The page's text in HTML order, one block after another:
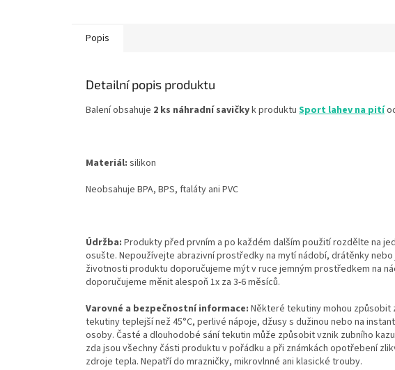
Popis
Detailní popis produktu
Balení obsahuje 2 ks náhradní savičkyk produktu Sport lahev na pití
Materiál: silikon
Neobsahuje BPA, BPS, ftaláty ani PVC
Údržba: Produkty před prvním a po každém dalším použití rozdělte na
osušte. Nepoužívejte abrazivní prostředky na mytí nádobí, drátěnky
životnosti produktu doporučujeme mýt v ruce jemným prostředkem na
doporučujeme měnit alespoň 1x za 3-6 měsíců.
Varovné a bezpečnostní informace: Některé tekutiny mohou způsobit
tekutiny teplejší než 45°C, perlivé nápoje, džusy s dužinou nebo na
osoby. Časté a dlouhodobé sání tekutin může způsobit vznik zubního
zda jsou všechny části produktu v pořádku a při známkách opotřebení
zdroje tepla. Nepatří do mrazničky, mikrovlnné ani klasické trouby.